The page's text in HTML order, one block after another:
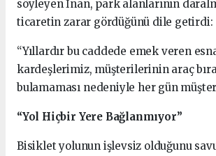
söyleyen İnan, park alanlarının
ticaretin zarar gördüğünü dile getirdi:
“Yıllardır bu caddede emek veren
kardeşlerimiz, müşterilerinin araç
bulamaması nedeniyle her gün
“Yol Hiçbir Yere Bağlanmıyor”
Bisiklet yolunun işlevsiz olduğunu